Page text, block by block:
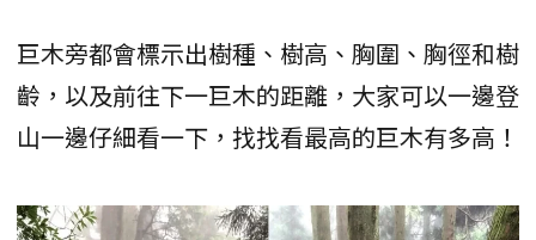
巨木旁都會標示出樹種、樹高、胸圍、胸徑和樹
齡，以及前往下一巨木的距離，大家可以一邊登
山一邊仔細看一下，找找看最高的巨木有多高！